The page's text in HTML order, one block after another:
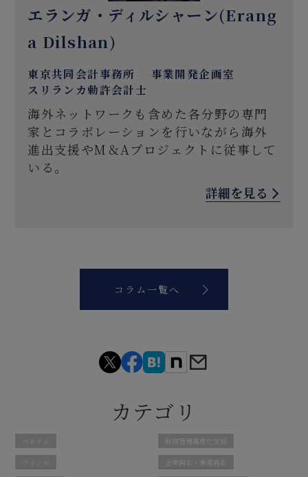
エランガ・ディルシャーン(Erang
a Dilshan)
東京共同会計事務所 事業開発企画室
スリランカ勅許会計士
海外ネットワークも含めた各分野の専門
家とコラボレーションを行いながら海外
進出支援やM＆Aプロジェクトに従事して
いる。
詳細を見る
カテゴリ
ベトナム 財務管理高度化支援
ファンド 企業再生・事業再生
コラム一覧へ